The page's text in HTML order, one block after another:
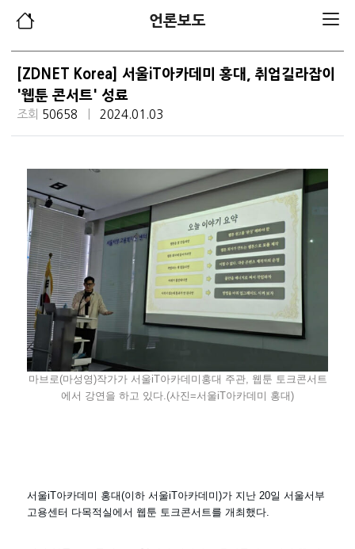
언론보도
[ZDNET Korea] 서울iT아카데미 홍대, 취업길라잡이
'웹툰 콘서트' 성료
조회 50658 2024.01.03
마브로(마성영)작가가 서울iT아카데미홍대 주관, 웹툰 토크콘서트
에서 강연을 하고 있다.(사진=서울iT아카데미 홍대)
서울iT아카데미 홍대(이하 서울iT아카데미)가 지난 20일 서울서부
고용센터 다목적실에서 웹툰 토크콘서트를 개최했다.